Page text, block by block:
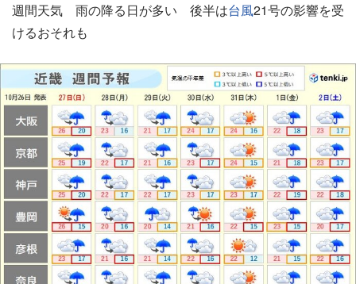
週間天気 雨の降る日が多い 後半は台風21号の影響を受
けるおそれも